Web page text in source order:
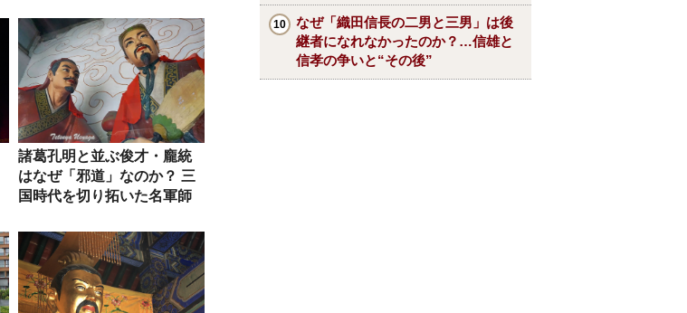
諸葛孔明と並ぶ俊才・龐統
はなぜ「邪道」なのか？ 三
国時代を切り拓いた名軍師
なぜ「織田信長の二男と三男」は後
継者になれなかったのか？…信雄と
信孝の争いと“その後”